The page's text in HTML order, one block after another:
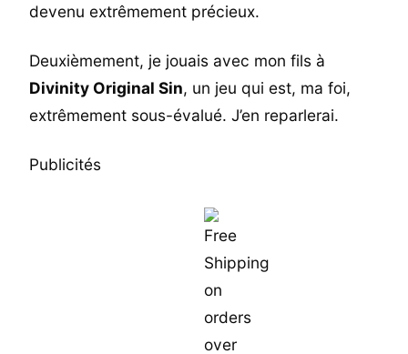
devenu extrêmement précieux.
Deuxièmement, je jouais avec mon fils à
Divinity Original Sin, un jeu qui est, ma foi,
extrêmement sous-évalué. J’en reparlerai.
Publicités